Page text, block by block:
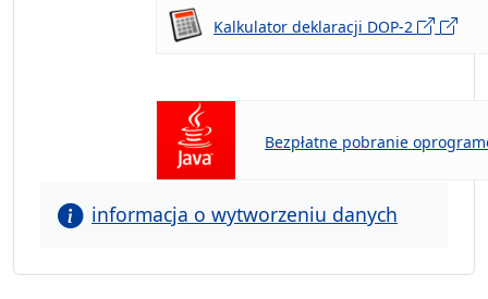
Kalkulator deklaracji DOP-2
Bezpłatne pobranie
informacja o wytworzeniu danych